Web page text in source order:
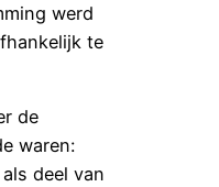
werd
te
de
waren:
deel van